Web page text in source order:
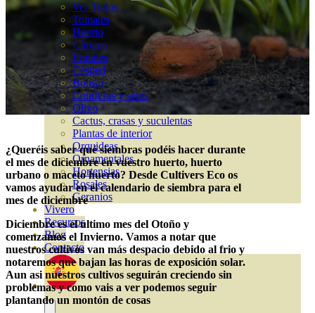
Ver Todos
Tomates
Huerto
Cítricos
Frutales
Césped
Bonsai
Coníferas y setos
Olivo
Cactus, crasas y suculentas
Plantas de interior
Orquideas
Ornamentales
Hortensias
Rosales
Geranios
Vivero
Recursos
Blog
Contacto
¿Queréis saber qué siembras podéis hacer durante
el mes de diciembre en vuestro huerto, huerto
urbano o maceto huerto? Desde Cultivers Eco os
vamos ayudar en el calendario de siembra para el
mes de diciembre
Diciembre es el ultimo mes del Otoño y
comenzamos el Invierno. Vamos a notar que
nuestros cultivos van más despacio debido al frio y
notaremos que bajan las horas de exposición solar.
Aun asi nuestros cultivos seguirán creciendo sin
problemas y como vais a ver podemos seguir
plantando un montón de cosas